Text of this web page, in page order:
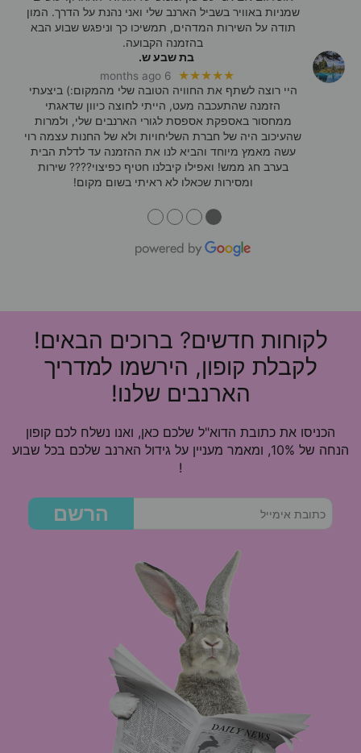
שמניות באוויר בשביל הארנב שלי ואני נהנת על הדרך. המון
תודה על השירות המדהים, תמשיכו כך וניפגש שבוע הבא
בהזמנה הקבועה.
בת שבע ש.
★★★★★
6 months ago
היי רוצה לשתף את החוויה הטובה שלי מהמקום:) ביצעתי
הזמנה שהתעכבה מעט, הייתי לחוצה כיוון שדאגתי
ממחסור באספקת אספסת לגורי הארנבים שלי, ולמרות
שהעיכוב היה של חברת השליחויות ולא של החנות עצמה רוי
עשה מאמץ מיוחד והביא לנו את ההזמנה עד לדלת הבית
בערב חג ממש! ואפילו קיבלנו חטיף כפיצוי???? שירות
ומסירות שכאלו לא ראיתי בשום מקום!
●
●
●
●
לקוחות חדשים? ברוכים הבאים!
לקבלת קופון, הירשמו למדריך
הארנבים שלנו!
הכניסו את כתובת הדוא"ל שלכם כאן, ואנו נשלח לכם קופון
הנחה של 10%, ומאמר מעניין על גידול הארנב שלכם בכל שבוע
!
הרשם